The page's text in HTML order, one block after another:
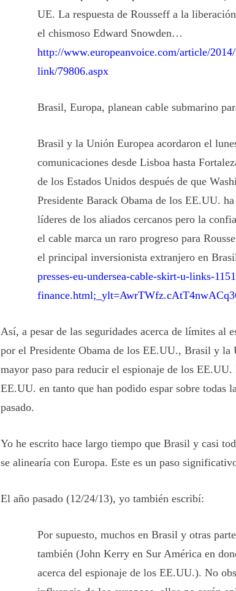
UE. La respuesta de Rousseff a la
el chismoso Edward Snowden…
http://www.europeanvoice.com/article/
link/79806.aspx
Brasil, Europa, planean cable submarino
Brasil y la Unión Europea acordaron el
comunicaciones desde Lisboa hasta
de los Estados Unidos después de que
Presidente Barack Obama de los EE.UU.
líderes de los aliados cercanos pero la
el cable marca un raro progreso para
el principal inversionista extranjero en
presses-eu-undersea-cable-skirt-u-links-
Así, a pesar de las seguridades acerca de límites al
por el Presidente Obama de los EE.UU., Brasil y la
mayor paso para reducir el espionaje de los
EE.UU. en tanto que han podido espar sobre todas
pasado.
Yo he escrito hace largo tiempo que Brasil y casi
se alinearía con Europa. Este es un paso
El año pasado (12/24/13), yo también escribí:
Por supuesto, muchos en Brasil y otras
también (John Kerry en Sur América en
acerca del espionaje de los EE.UU.). No